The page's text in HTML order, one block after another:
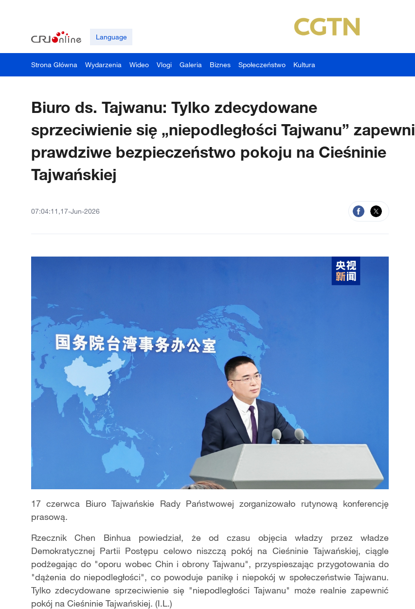
Language
Strona Główna Wydarzenia Wideo Vlogi Galeria Biznes Społeczeństwo Kultura
Biuro ds. Tajwanu: Tylko zdecydowane
sprzeciwienie się „niepodległości Tajwanu” zapewni
prawdziwe bezpieczeństwo pokoju na Cieśninie
Tajwańskiej
07:04:11,17-Jun-2026
17 czerwca Biuro Tajwańskie Rady Państwowej zorganizowało rutynową konferencję
prasową.
Rzecznik Chen Binhua powiedział, że od czasu objęcia władzy przez władze
Demokratycznej Partii Postępu celowo niszczą pokój na Cieśninie Tajwańskiej, ciągle
podżegając do "oporu wobec Chin i obrony Tajwanu", przyspieszając przygotowania do
"dążenia do niepodległości", co powoduje panikę i niepokój w społeczeństwie Tajwanu.
Tylko zdecydowane sprzeciwienie się "niepodległości Tajwanu" może realnie zapewnić
pokój na Cieśninie Tajwańskiej. (I.L.)